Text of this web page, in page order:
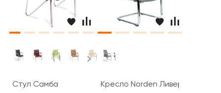
Стул Самба Кресло Norden Ливерпуль нью